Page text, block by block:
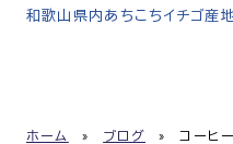
和歌山県内あちこちイチゴ産
ホーム » ブログ » コーヒ